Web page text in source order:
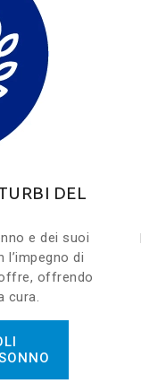
DEL
e dei suoi
di
offrendo
cura.